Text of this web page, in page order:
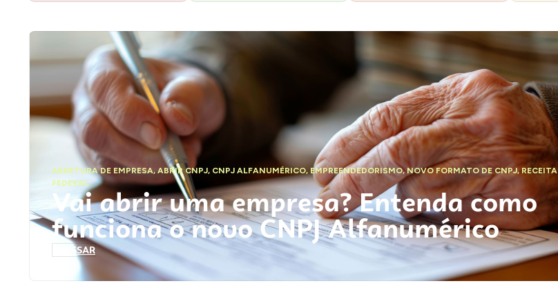
ABERTURA DE EMPRESA,ABRIR CNPJ, CNPJ ALFANUMÉRICO, EMPREENDEDORISMO,NOVO FORMATO DE CNPJ,RECEITA
FEDERAL
Vai abrir uma empresa? Entenda como
funciona o novo CNPJ Alfanumérico
ACESSAR